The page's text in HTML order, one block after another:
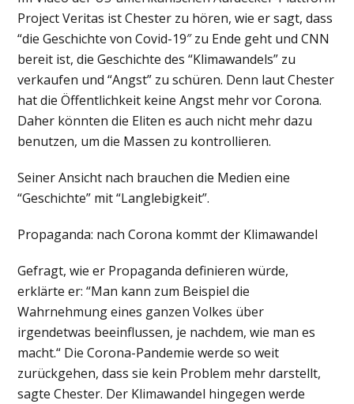
Project Veritas ist Chester zu hören, wie er sagt, dass
“die Geschichte von Covid-19″ zu Ende geht und CNN
bereit ist, die Geschichte des “Klimawandels” zu
verkaufen und “Angst” zu schüren. Denn laut Chester
hat die Öffentlichkeit keine Angst mehr vor Corona.
Daher könnten die Eliten es auch nicht mehr dazu
benutzen, um die Massen zu kontrollieren.
Seiner Ansicht nach brauchen die Medien eine
“Geschichte” mit “Langlebigkeit”.
Propaganda: nach Corona kommt der Klimawandel
Gefragt, wie er Propaganda definieren würde,
erklärte er: “Man kann zum Beispiel die
Wahrnehmung eines ganzen Volkes über
irgendetwas beeinflussen, je nachdem, wie man es
macht.“ Die Corona-Pandemie werde so weit
zurückgehen, dass sie kein Problem mehr darstellt,
sagte Chester. Der Klimawandel hingegen werde